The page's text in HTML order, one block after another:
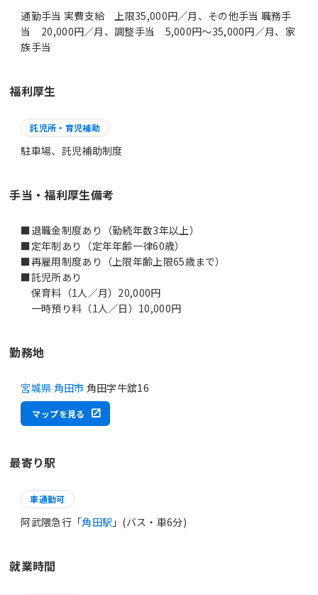
通勤手当 実費支給 上限35,000円／月、その他手当 職務手
当 20,000円／月、調整手当 5,000円～35,000円／月、家
族手当
福利厚生
託児所・育児補助
駐車場、託児補助制度
手当・福利厚生備考
■退職金制度あり（勤続年数3年以上）
■定年制あり（定年年齢一律60歳）
■再雇用制度あり（上限年齢上限65歳まで）
■託児所あり
保育料（1人／月）20,000円
一時預り料（1人／日）10,000円
勤務地
宮城県 角田市 角田字牛舘16
マップを見る
最寄り駅
車通勤可
阿武隈急行「角田駅 」(バス・車6分)
就業時間